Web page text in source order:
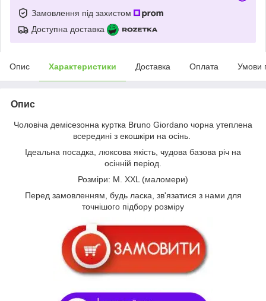
Замовлення під захистом
Доступна доставка
Опис Характеристики Доставка Оплата Умови
Опис
Чоловіча демісезонна куртка Bruno Giordano чорна утеплена
всередині з екошкіри на осінь.
Ідеальна посадка, люксова якість, чудова базова річ на
осінній період.
Розміри: M. XXL (маломери)
Перед замовленням, будь ласка, зв'язатися з нами для
точнішого підбору розміру